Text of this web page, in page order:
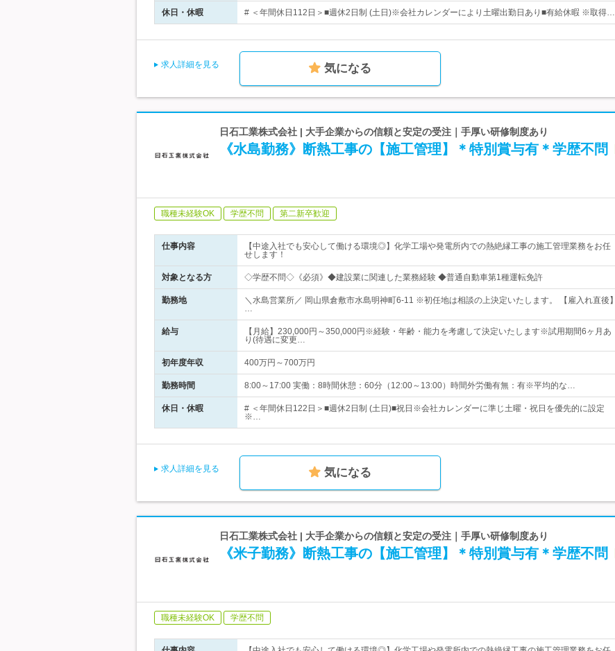
休日・休暇 # ＜年間休日112日＞■週休2日制 (土日)※会社カレンダーにより土曜出勤日あり■有給休暇 ※取得…
求人詳細を見る 気になる
日石工業株式会社 | 大手企業からの信頼と安定の受注｜手厚い研修制度あり
《水島勤務》断熱工事の【施工管理】＊特別賞与有＊学歴不問
職種未経験OK 学歴不問 第二新卒歓迎
仕事内容
【中途入社でも安心して働ける環境◎】化学工場や発電所内での熱絶縁工事の施工管理業務をお任
せします！
対象となる方 ◇学歴不問◇《必須》◆建設業に関連した業務経験 ◆普通自動車第1種運転免許
勤務地
＼水島営業所／ 岡山県倉敷市水島明神町6-11 ※初任地は相談の上決定いたします。 【雇入れ直後】
…
給与
【月給】230,000円～350,000円※経験・年齢・能力を考慮して決定いたします※試用期間6ヶ月あ
り(待遇に変更…
初年度年収 400万円～700万円
勤務時間 8:00～17:00 実働：8時間休憩：60分（12:00～13:00）時間外労働有無：有※平均的な…
休日・休暇
# ＜年間休日122日＞■週休2日制 (土日)■祝日※会社カレンダーに準じ土曜・祝日を優先的に設定
※…
求人詳細を見る 気になる
日石工業株式会社 | 大手企業からの信頼と安定の受注｜手厚い研修制度あり
《米子勤務》断熱工事の【施工管理】＊特別賞与有＊学歴不問
職種未経験OK 学歴不問